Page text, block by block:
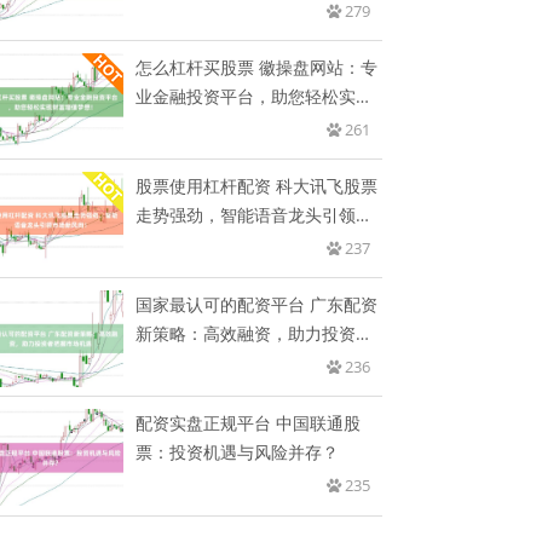
279
怎么杠杆买股票 徽操盘网站：专
业金融投资平台，助您轻松实现
261
股票使用杠杆配资 科大讯飞股票
走势强劲，智能语音龙头引领市
237
国家最认可的配资平台 广东配资
新策略：高效融资，助力投资者
236
配资实盘正规平台 中国联通股
票：投资机遇与风险并存？
235